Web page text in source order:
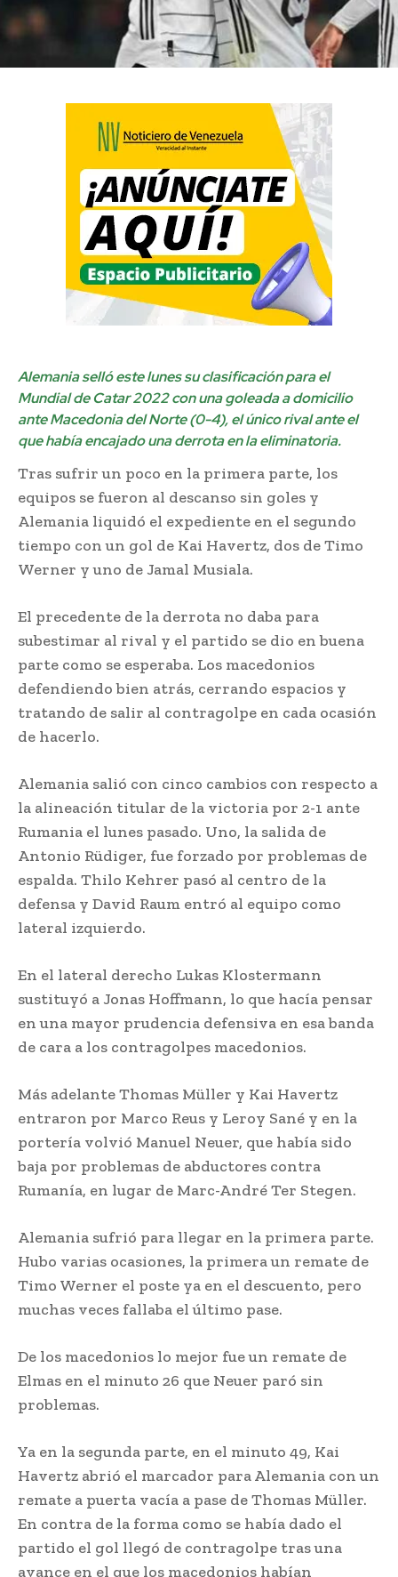
Alemania selló este lunes su clasificación para el
Mundial de Catar 2022 con una goleada a domicilio
ante Macedonia del Norte (0-4), el único rival ante el
que había encajado una derrota en la eliminatoria.
Tras sufrir un poco en la primera parte, los
equipos se fueron al descanso sin goles y
Alemania liquidó el expediente en el segundo
tiempo con un gol de Kai Havertz, dos de Timo
Werner y uno de Jamal Musiala.
El precedente de la derrota no daba para
subestimar al rival y el partido se dio en buena
parte como se esperaba. Los macedonios
defendiendo bien atrás, cerrando espacios y
tratando de salir al contragolpe en cada ocasión
de hacerlo.
Alemania salió con cinco cambios con respecto a
la alineación titular de la victoria por 2-1 ante
Rumania el lunes pasado. Uno, la salida de
Antonio Rüdiger, fue forzado por problemas de
espalda. Thilo Kehrer pasó al centro de la
defensa y David Raum entró al equipo como
lateral izquierdo.
En el lateral derecho Lukas Klostermann
sustituyó a Jonas Hoffmann, lo que hacía pensar
en una mayor prudencia defensiva en esa banda
de cara a los contragolpes macedonios.
Más adelante Thomas Müller y Kai Havertz
entraron por Marco Reus y Leroy Sané y en la
portería volvió Manuel Neuer, que había sido
baja por problemas de abductores contra
Rumanía, en lugar de Marc-André Ter Stegen.
Alemania sufrió para llegar en la primera parte.
Hubo varias ocasiones, la primera un remate de
Timo Werner el poste ya en el descuento, pero
muchas veces fallaba el último pase.
De los macedonios lo mejor fue un remate de
Elmas en el minuto 26 que Neuer paró sin
problemas.
Ya en la segunda parte, en el minuto 49, Kai
Havertz abrió el marcador para Alemania con un
remate a puerta vacía a pase de Thomas Müller.
En contra de la forma como se había dado el
partido el gol llegó de contragolpe tras una
avance en el que los macedonios habían